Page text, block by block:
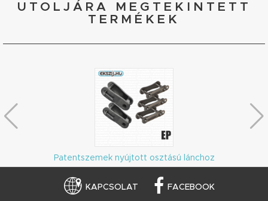
UTOLJÁRA MEGTEKINTETT
TERMÉKEK
Patentszemek nyújtott osztású lánchoz
KAPCSOLAT FACEBOOK